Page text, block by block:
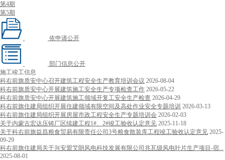
第4期
第5期
依申请公开
部门信息公开
施工竣工信息
科右前旗质安中心召开建筑工程安全生产教育培训会议 2026-08-04
科右前旗质安中心开展建筑施工安全生产专项检查工作 2026-05-22
科右前旗质安中心开展建筑施工领域开复工安全生产检查 2026-04-29
科右前旗住建局组织开展住建领域有限空间及高处作业安全专题培训 2026-03-13
科右前旗住建局组织开展房屋市政工程安全生产专题培训会 2026-02-03
关于内蒙古宏达压铸厂区续建工程1#、2#竣工验收认定意见 2025-11-18
关于科右前旗益昌粮食贸易有限责任公司3号粮食散装库工程竣工验收认定意见 2025-
09-29
科右前旗住建局关于兴安盟艾朗风电科技发展有限公司兆瓦级风电叶片生产项目-宿...
2025-08-01